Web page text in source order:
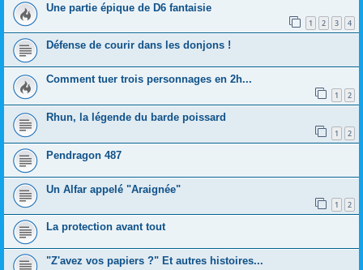
Une partie épique de D6 fantaisie
1 2 3 4
Défense de courir dans les donjons !
Comment tuer trois personnages en 2h...
1 2
Rhun, la légende du barde poissard
1 2
Pendragon 487
Un Alfar appelé "Araignée"
1 2
La protection avant tout
"Z'avez vos papiers ?" Et autres histoires...